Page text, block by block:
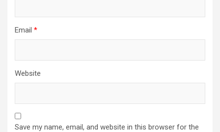
Email *
Website
Save my name, email, and website in this browser for the